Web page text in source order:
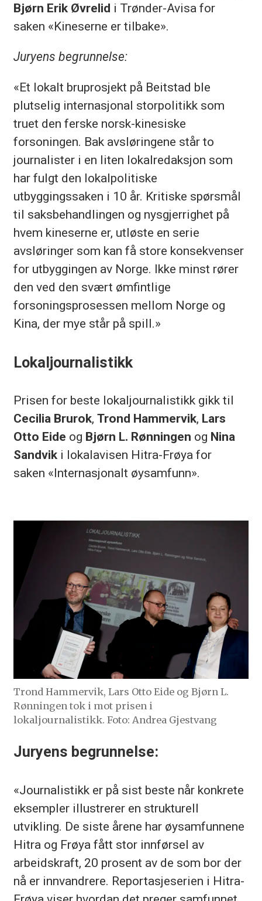
Bjørn Erik Øvrelid i Trønder-Avisa for
saken «Kineserne er tilbake».
Juryens begrunnelse:
«Et lokalt bruprosjekt på Beitstad ble
plutselig internasjonal storpolitikk som
truet den ferske norsk-kinesiske
forsoningen. Bak avsløringene står to
journalister i en liten lokalredaksjon som
har fulgt den lokalpolitiske
utbyggingssaken i 10 år. Kritiske spørsmål
til saksbehandlingen og nysgjerrighet på
hvem kineserne er, utløste en serie
avsløringer som kan få store konsekvenser
for utbyggingen av Norge. Ikke minst rører
den ved den svært ømfintlige
forsoningsprosessen mellom Norge og
Kina, der mye står på spill.»
Lokaljournalistikk
Prisen for beste lokaljournalistikk gikk til
Cecilia Brurok, Trond Hammervik, Lars
Otto Eide og Bjørn L. Rønningen og Nina
Sandviki lokalavisen Hitra-Frøya for
saken «Internasjonalt øysamfunn».
Trond Hammervik, Lars Otto Eide og Bjørn L.
Rønningen tok i mot prisen i
lokaljournalistikk. Foto: Andrea Gjestvang
Juryens begrunnelse:
«Journalistikk er på sist beste når konkrete
eksempler illustrerer en strukturell
utvikling. De siste årene har øysamfunnene
Hitra og Frøya fått stor innførsel av
arbeidskraft, 20 prosent av de som bor der
nå er innvandrere. Reportasjeserien i Hitra-